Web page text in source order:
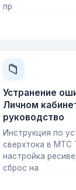
пр
📁
Устранение
Личном
руководство
Инструкция по
сверхтока в МТС
настройка
сброс на